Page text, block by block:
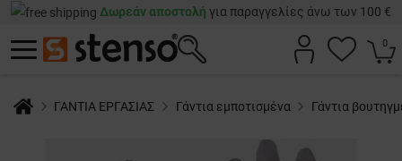
Δωρεάν αποστολή για παραγγελίες άνω των 100 €
0
ΓΑΝΤΙΑ ΕΡΓΑΣΙΑΣ Γάντια εμποτισμένα Γάντια